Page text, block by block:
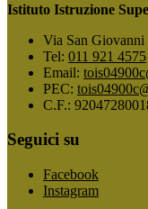
Istituto Istruzione
Via San
Tel: 011 921 4575
Email:
PEC:
C.F.:
Seguici su
Facebook
Instagram